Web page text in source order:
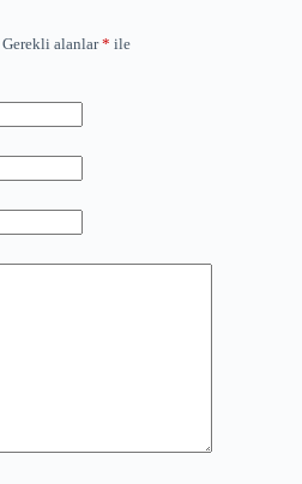
Gerekli alanlar* ile